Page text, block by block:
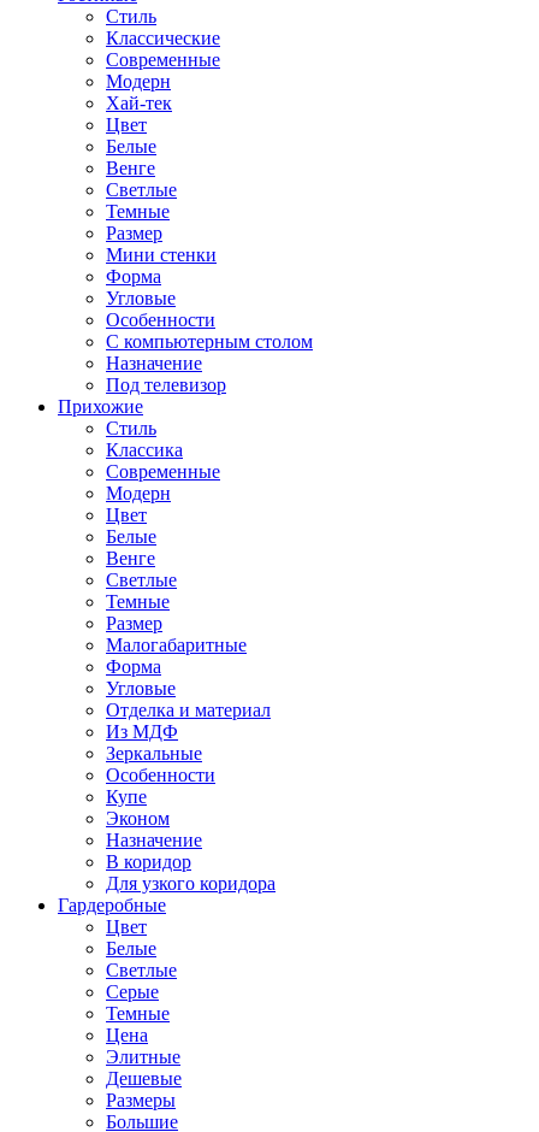
Стиль
Классические
Современные
Модерн
Хай-тек
Цвет
Белые
Венге
Светлые
Темные
Размер
Мини стенки
Форма
Угловые
Особенности
С компьютерным столом
Назначение
Под телевизор
Прихожие
Стиль
Классика
Современные
Модерн
Цвет
Белые
Венге
Светлые
Темные
Размер
Малогабаритные
Форма
Угловые
Отделка и материал
Из МДФ
Зеркальные
Особенности
Купе
Эконом
Назначение
В коридор
Для узкого коридора
Гардеробные
Цвет
Белые
Светлые
Серые
Темные
Цена
Элитные
Дешевые
Размеры
Большие